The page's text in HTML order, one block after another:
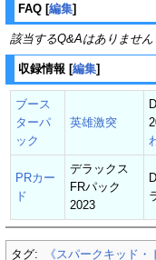
FAQ [編集]
該当するQ&Aはありません
収録情報 [編集]
ブース
ターパ
ック
英雄激突
PRカー
ド
デラックス
FRパック
2023
タグ: 《スパークキッド・